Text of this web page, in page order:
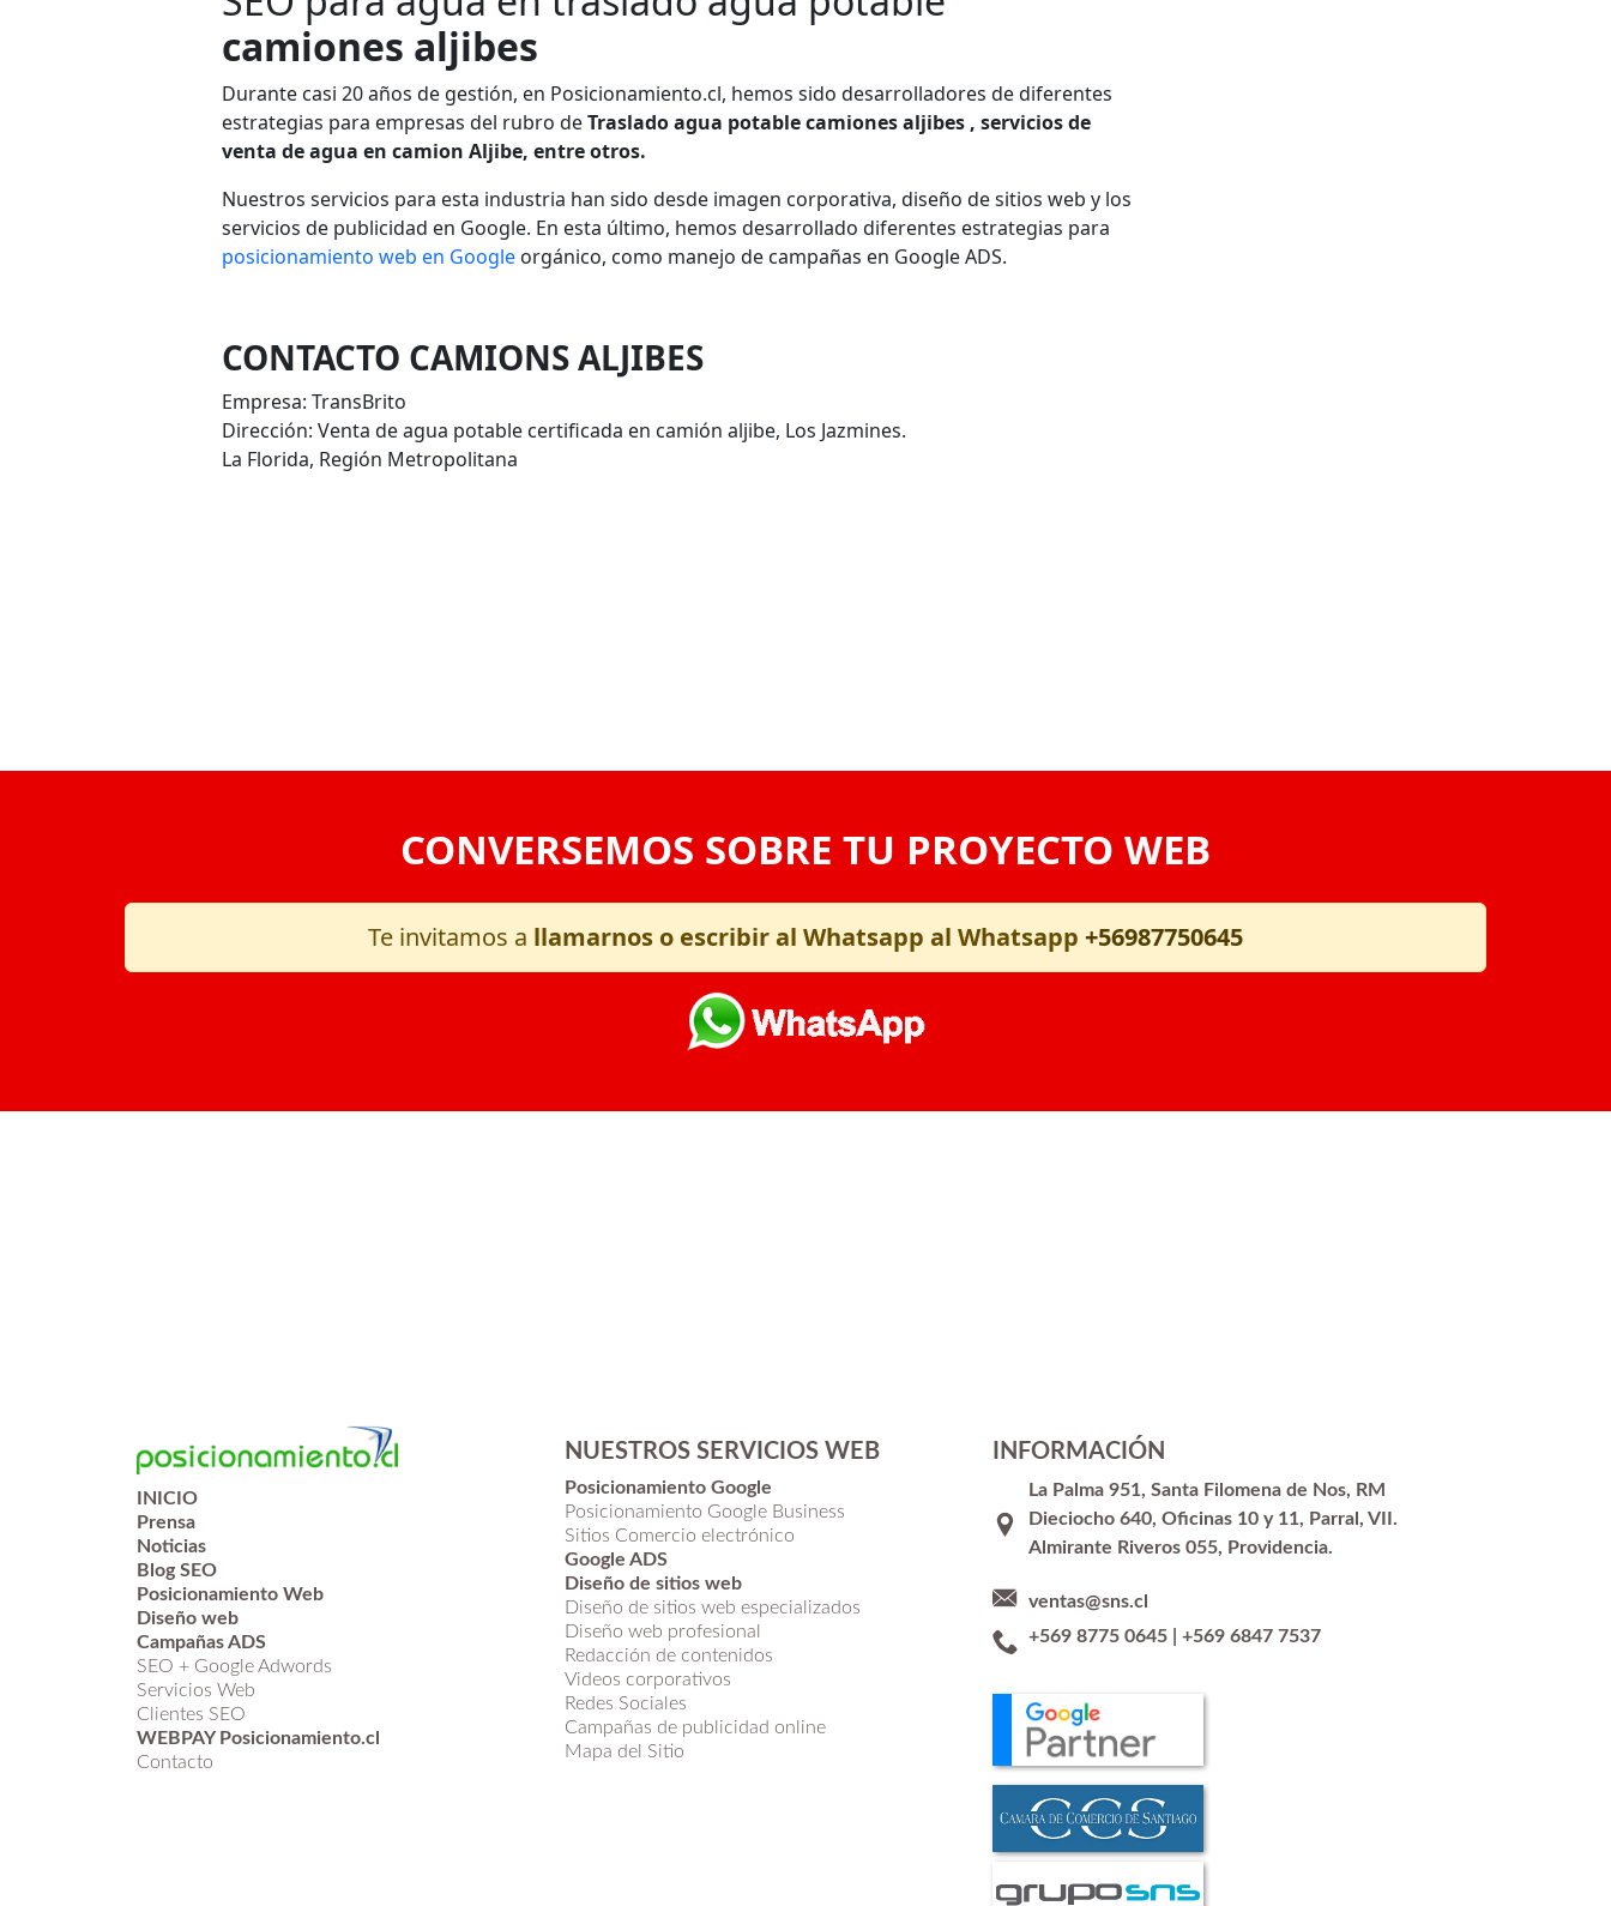
camiones aljibes
Durante casi 20 años de gestión, en Posicionamiento.cl, hemos sido desarrolladores de diferentes
estrategias para empresas del rubro deTraslado agua potable camiones aljibes , servicios de
venta de agua en camion Aljibe, entre otros.
Nuestros servicios para esta industria han sido desde imagen corporativa, diseño de sitios web y los
servicios de publicidad en Google. En esta último, hemos desarrollado diferentes estrategias para
posicionamiento web en Google orgánico, como manejo de campañas en Google ADS.
CONTACTO CAMIONS ALJIBES
Empresa: TransBrito
Dirección: Venta de agua potable certificada en camión aljibe, Los Jazmines.
La Florida, Región Metropolitana
CONVERSEMOS SOBRE TU PROYECTO WEB
Te invitamos a llamarnos o escribir al Whatsapp al Whatsapp +56987750645
INICIO
Prensa
Noticias
Blog SEO
Posicionamiento Web
Diseño web
Campañas ADS
SEO + Google Adwords
Servicios Web
Clientes SEO
WEBPAY Posicionamiento.cl
Contacto
NUESTROS SERVICIOS WEB
Posicionamiento Google
Posicionamiento Google Business
Sitios Comercio electrónico
Google ADS
Diseño de sitios web
Diseño de sitios web especializados
Diseño web profesional
Redacción de contenidos
Videos corporativos
Redes Sociales
Campañas de publicidad online
Mapa del Sitio
INFORMACIÓN
La Palma 951, Santa Filomena de Nos, RM
Dieciocho 640, Oficinas 10 y 11, Parral, VII.
Almirante Riveros 055, Providencia.
ventas@sns.cl
+569 8775 0645 |+569 6847 7537